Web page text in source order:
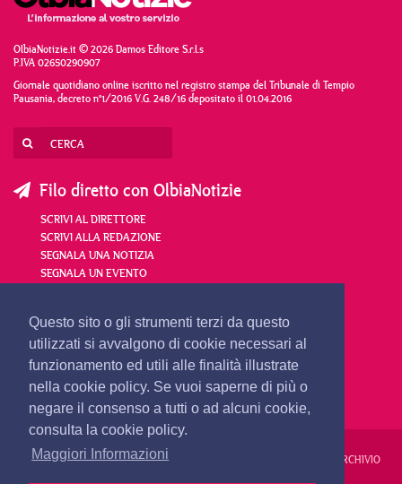
Questo sito o gli strumenti terzi da questo
utilizzati si avvalgono di cookie necessari al
funzionamento ed utili alle finalità illustrate
nella cookie policy. Se vuoi saperne di più o
negare il consenso a tutti o ad alcuni cookie,
consulta la cookie policy.
Maggiori Informazioni
OlbiaNotizie.it © 2026 Damos Editore S.r.l.s
P.IVA 02650290907
Giornale quotidiano online iscritto nel registro stampa del Tribunale di Tempio
Pausania, decreto n°1/2016 V.G. 248/16 depositato il 01.04.2016
Filo diretto con OlbiaNotizie
SCRIVI AL DIRETTORE
SCRIVI ALLA REDAZIONE
SEGNALA UNA NOTIZIA
SEGNALA UN EVENTO
redazione@olbianotizie.it
REDAZIONE PUBBLICITÀ PRIVACY E COOKIES ARCHIVIO